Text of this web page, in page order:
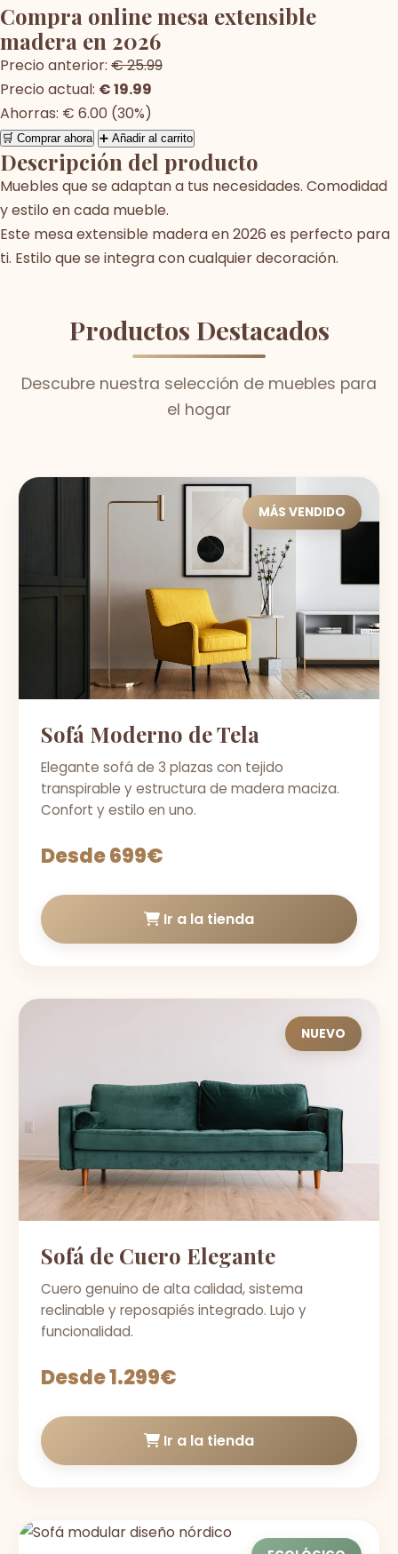
Compra online mesa extensible
madera en 2026
Precio anterior: € 25.99
Precio actual: € 19.99
Ahorras: € 6.00 (30%)
🛒 Comprar ahora ➕ Añadir al carrito
Descripción del producto
Muebles que se adaptan a tus necesidades. Comodidad
y estilo en cada mueble.
Este mesa extensible madera en 2026 es perfecto para
ti. Estilo que se integra con cualquier decoración.
Productos Destacados
Descubre nuestra selección de muebles para
el hogar
MÁS VENDIDO
Sofá Moderno de Tela
Elegante sofá de 3 plazas con tejido
transpirable y estructura de madera maciza.
Confort y estilo en uno.
Desde 699€
Ir a la tienda
NUEVO
Sofá de Cuero Elegante
Cuero genuino de alta calidad, sistema
reclinable y reposapiés integrado. Lujo y
funcionalidad.
Desde 1.299€
Ir a la tienda